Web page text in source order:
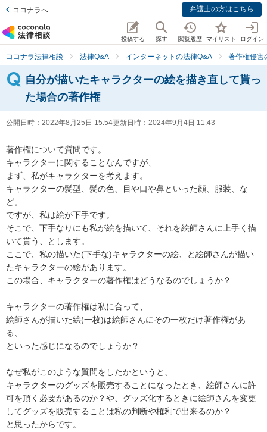
ココナラへ 弁護士の方はこちら
投稿する 探す 閲覧履歴 マイリスト ログイン
ココナラ法律相談 法律Q&A インターネットの法律Q&A 著作権侵害
自分が描いたキャラクターの絵を描き直して貰っ
た場合の著作権
公開日時： 2022年8月25日 15:54更新日時： 2024年9月4日 11:43
著作権について質問です。
キャラクターに関することなんですが、
まず、私がキャラクターを考えます。
キャラクターの髪型、髪の色、目や口や鼻といった顔、服装、な
ど。
ですが、私は絵が下手です。
そこで、下手なりにも私が絵を描いて、それを絵師さんに上手く描
いて貰う、とします。
ここで、私の描いた(下手な)キャラクターの絵、と絵師さんが描い
たキャラクターの絵があります。
この場合、キャラクターの著作権はどうなるのでしょうか？
キャラクターの著作権は私に合って、
絵師さんが描いた絵(一枚)は絵師さんにその一枚だけ著作権があ
る、
といった感じになるのでしょうか？
なぜ私がこのような質問をしたかというと、
キャラクターのグッズを販売することになったとき、絵師さんに許
可を頂く必要があるのか？や、グッズ化するときに絵師さんを変更
してグッズを販売することは私の判断や権利で出来るのか？
と思ったからです。